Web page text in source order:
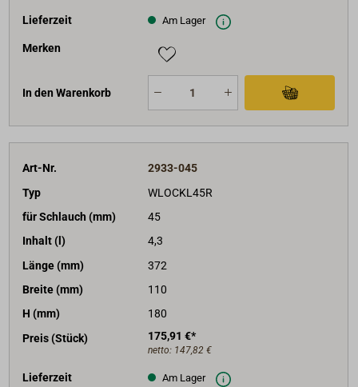
Lieferzeit Am Lager
Merken
In den Warenkorb
Art-Nr.
2933-045
Typ
WLOCKL45R
für Schlauch (mm)
45
Inhalt (l)
4,3
Länge (mm)
372
Breite (mm)
110
H (mm)
180
Preis (Stück)
175,91 €*
netto: 147,82 €
Lieferzeit Am Lager